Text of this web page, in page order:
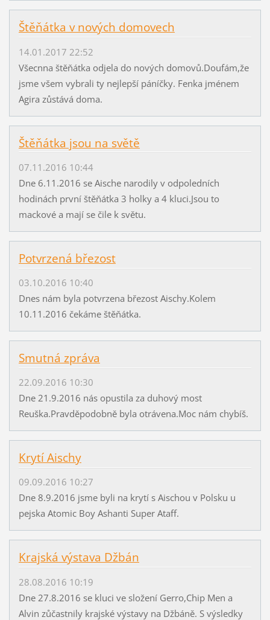
Štěňátka v nových domovech
14.01.2017 22:52
Všecnna štěňátka odjela do nových domovů.Doufám,že
jsme všem vybrali ty nejlepší páníčky. Fenka jménem
Agira zůstává doma.
Štěňátka jsou na světě
07.11.2016 10:44
Dne 6.11.2016 se Aische narodily v odpoledních
hodinách první štěňátka 3 holky a 4 kluci.Jsou to
mackové a mají se čile k světu.
Potvrzená březost
03.10.2016 10:40
Dnes nám byla potvrzena březost Aischy.Kolem
10.11.2016 čekáme štěňátka.
Smutná zpráva
22.09.2016 10:30
Dne 21.9.2016 nás opustila za duhový most
Reuška.Pravděpodobně byla otrávena.Moc nám chybíš.
Krytí Aischy
09.09.2016 10:27
Dne 8.9.2016 jsme byli na krytí s Aischou v Polsku u
pejska Atomic Boy Ashanti Super Ataff.
Krajská výstava Džbán
28.08.2016 10:19
Dne 27.8.2016 se kluci ve složení Gerro,Chip Men a
Alvin zůčastnily krajské výstavy na Džbáně. S výsledky